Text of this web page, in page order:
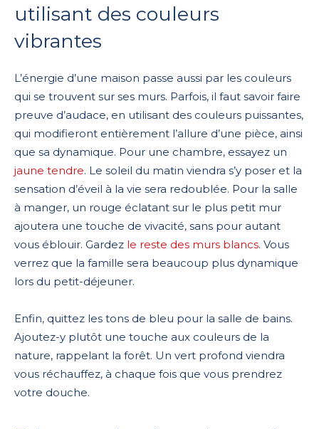
utilisant des couleurs
vibrantes
L’énergie d’une maison passe aussi par les couleurs
qui se trouvent sur ses murs. Parfois, il faut savoir faire
preuve d’audace, en utilisant des couleurs puissantes,
qui modifieront entièrement l’allure d’une pièce, ainsi
que sa dynamique. Pour une chambre, essayez un
jaune tendre. Le soleil du matin viendra s’y poser et la
sensation d’éveil à la vie sera redoublée. Pour la salle
à manger, un rouge éclatant sur le plus petit mur
ajoutera une touche de vivacité, sans pour autant
vous éblouir. Gardez le reste des murs blancs. Vous
verrez que la famille sera beaucoup plus dynamique
lors du petit-déjeuner.
Enfin, quittez les tons de bleu pour la salle de bains.
Ajoutez-y plutôt une touche aux couleurs de la
nature, rappelant la forêt. Un vert profond viendra
vous réchauffez, à chaque fois que vous prendrez
votre douche.